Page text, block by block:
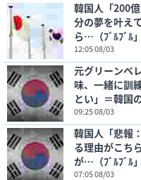
韓国人「200
分の夢を叶え
ら…（ﾌﾞﾙﾌﾞﾙ
12:05 08/03
元グリーンベ
味、一緒に訓
とい」＝韓国
09:25 08/03
韓国人「悲報
る理由がこち
が…（ﾌﾞﾙﾌﾞﾙ
07:05 08/03